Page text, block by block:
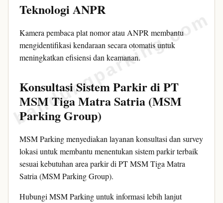
Teknologi ANPR
Kamera pembaca plat nomor atau ANPR membantu
mengidentifikasi kendaraan secara otomatis untuk
meningkatkan efisiensi dan keamanan.
Konsultasi Sistem Parkir di PT
MSM Tiga Matra Satria (MSM
Parking Group)
MSM Parking menyediakan layanan konsultasi dan survey
lokasi untuk membantu menentukan sistem parkir terbaik
sesuai kebutuhan area parkir di PT MSM Tiga Matra
Satria (MSM Parking Group).
Hubungi MSM Parking untuk informasi lebih lanjut
bandungparking.com